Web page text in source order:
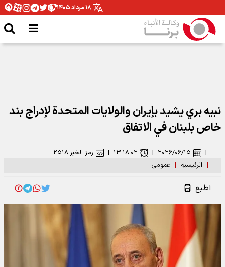
۱۸ مرداد ۱۴۰۵
نبيه بري يشيد بإيران والولايات المتحدة لإدراج بند
خاص بلبنان في الاتفاق
| الرئیسیه | عمومی
| ۲۰۲۶/۰۶/۱۵ | ۱۳:۱۸:۰۲ | رمز الخبر:۲۵۱۸
اطبع